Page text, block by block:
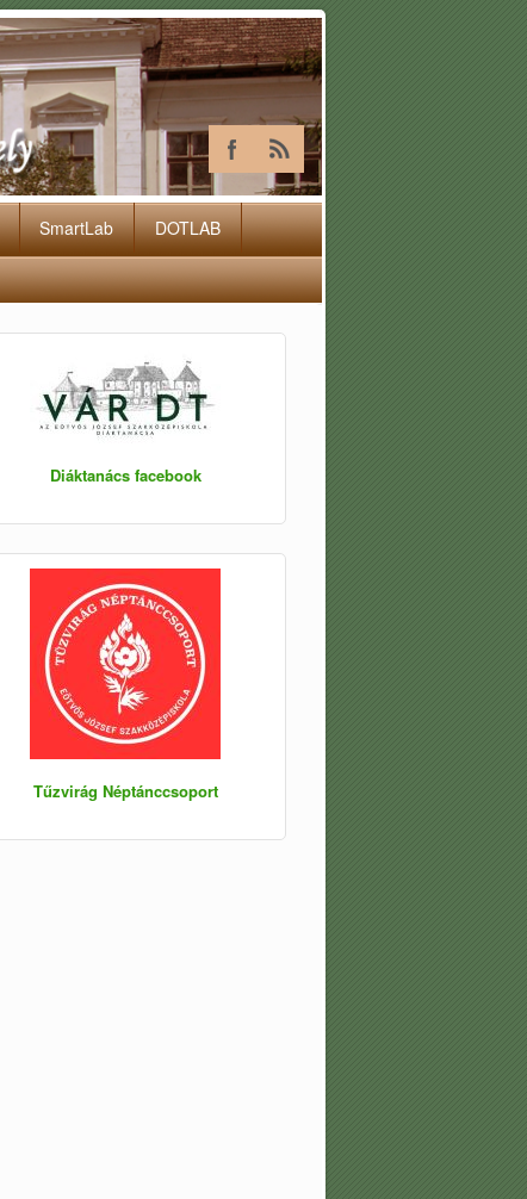
SmartLab DOTLAB
Diáktanács facebook
Tűzvirág Néptánccsoport